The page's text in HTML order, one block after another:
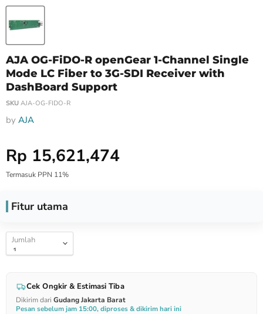
AJA OG-FiDO-R openGear 1-Channel Single
Mode LC Fiber to 3G-SDI Receiver with
DashBoard Support
SKU AJA-OG-FIDO-R
by AJA
Harga Special
Rp 15,621,474
Termasuk PPN 11%
Fitur utama
Jumlah
Cek Ongkir & Estimasi Tiba
Dikirim dari Gudang Jakarta Barat
Pesan sebelum jam 15:00, diproses & dikirim hari ini